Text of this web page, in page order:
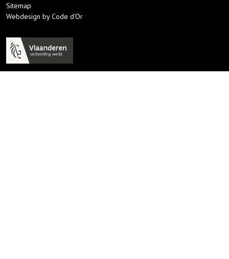
Sitemap
Webdesign by Code d'Or